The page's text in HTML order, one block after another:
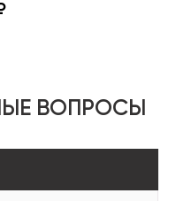
ВОПРОСЫ